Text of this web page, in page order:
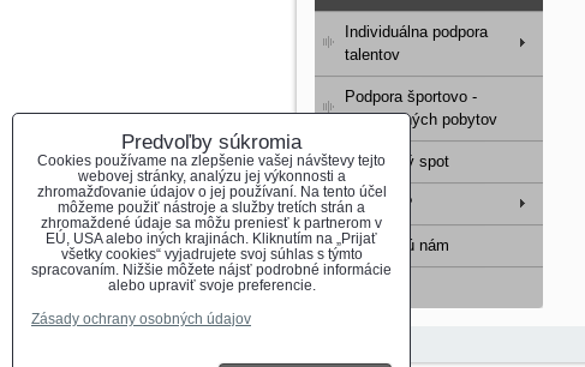
Individuálna podpora
talentov
Podpora športovo -
rekondičných pobytov
Reklamný spot
Kto sme?
Pomáhajú nám
Predvoľby súkromia
Cookies používame na zlepšenie vašej návštevy tejto
webovej stránky, analýzu jej výkonnosti a
zhromažďovanie údajov o jej používaní. Na tento účel
môžeme použiť nástroje a služby tretích strán a
zhromaždené údaje sa môžu preniesť k partnerom v
EÚ, USA alebo iných krajinách. Kliknutím na „Prijať
všetky cookies“ vyjadrujete svoj súhlas s týmto
spracovaním. Nižšie môžete nájsť podrobné informácie
alebo upraviť svoje preferencie.
Zásady ochrany osobných údajov